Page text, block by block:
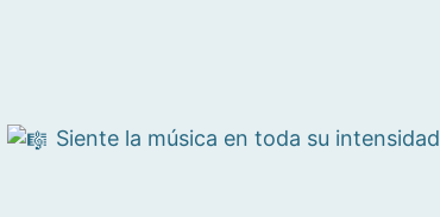
Siente la música en toda su intensidad